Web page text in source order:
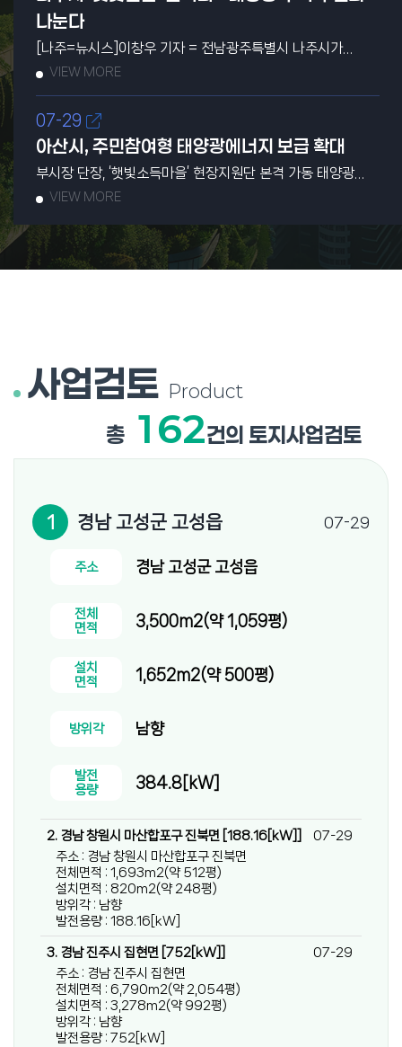
공장 등에서 직접 생산해 사용한 재생에너지에 인증서를
이행실적으로 활용된다. 도는 이번 협약을 통해 도내 3kW
주택태양광 370개소를 대상으로 전국에서 처음으로
재생에너지 자가소비용 발전설비 인증서 발급·거래
실증사업을 다음 달부터 추진한다. 협약에 따라 도는
370개소에 발전량 계측장치 설치 지원 및 발전량 데이터를
수집하고 기후에너지환경부, 한국에너지공단과 함께
주택태양광 발전량을 정부 재생에너지 관리시스템과 연계해
인증서를 발급한다. 사업이 본격화되면 도민은 전기요금
이행수단을 확대할 수 있을 것으로 도는 기대하고 있다.
경기도 관계자는 "경기도에 설치된 주택태양광은 총 135MW,
약 4만5천 가구 규모로 이미 주요 재생에너지 자원으로
zorba@yna.co.kr
나눈다
[나주=뉴시스]이창우 기자 = 전남광주특별시 나주시가
전국에서 처음으로 공익형 재생에너지사업으로 태양광 발전
업무 협약을 체결한 이후 추진해 온 '나주형 햇빛 연금 모델'이
최근 정부 승인 절차가 완료돼 사업이 본궤도에 올랐다. 이번
사업은 기후에너지환경부 승인에 이어 지난 22일
EPC 사업자 선정과 의회 동의 등 후속 절차를 거쳐 사업을
본격 추진할 계획이다. EPC사업자는 발주처로부터 사업을
수주해 설계·조달·시공까지 원스톱 서비스를 제공한다. 나주형
햇빛연금은 농지나 산림을 훼손하지 않고 나주시가 보유한
참여하는 주민 펀드 방식으로 운영한다. 발전시설 운영과
유지관리는 한전KDN이 맡으며 내년 1월 준공을 목표로
사업을 추진한다. 나주시는 발전시설 가동 이후 주민들이 발전
수익 공유을 통해 에너지 기본소득을 체감할 수 있도록 하고,
주차장과 공공건물 옥상 등 시 소유 유휴 부지를 활용한 공공
햇빛사업도 단계적으로 확대할 방침이다. 윤병태 나주시장은
에너지 전환과 주민 상생의 새로운 출발점을 마련하게
됐다"며 "공공기관과 주민이 함께하는 재생에너지 모델을
성공적으로 정착시켜 발전 수익이 지역 사회에 지속적으로
환원될 수 있도록 하겠다"고 말했다. ◎공감언론 뉴시스
VIEW MORE
07-29
아산시, 주민참여형 태양광에너지 보급 확대
부시장 단장, ‘햇빛소득마을’ 현장지원단 본격 가동 태양광
발전수익 마을복지 환원, 에너지 자치모델 확산 [충남일보
'햇빛소득마을' 사업의 성공적인 추진을 위해 '아산시
햇빛소득마을 현장지원단'을 구성하고 본격적인 운영에
들어간다고 밝혔다. '햇빛소득마을'은 저수지와 마을 유휴부지
사업의 안정적인 정착을 지원하기 위해 현장 중심의 행정
지원체계를 구축했다. 현장지원단은 부시장을 단장으로
부서와 에너지 분야 외부 전문가로 구성된다. 또한 충청남도와
주민 교육 및 홍보를 통한 사업 이해도 향상 ▲사업 대상 마을
및 유휴부지 발굴 ▲발전사업 허가와 전력계통 연계 지원 ▲
해결 등 사업 전 과정을 밀착 지원한다. 특히 마을리더 교육과
유휴부지와 저수지, 시유지 등 사업 대상지를 적극 발굴하는
한편, 인허가 절차와 전력계통 연계 등 주민들이 어려움을
현재 아산시는 선장면 돈포2리와 군덕1리, 음봉면 신휴1리와
월랑2리 등 4개 마을이 햇빛소득마을 공모사업에 참여하고
예정이다. 이 사업은 주민이 협동조합을 구성해
지급 등 주민 공동의 이익을 위해 활용하는 방식으로,
지역경제 활성화와 공동체 회복, 탄소중립 실현을 동시에
오세현 시장은 "햇빛소득마을은 주민이 직접 에너지 생산의
주체가 되어 안정적인 소득을 창출하고, 그 수익을 다시
마을에 환원하는 지속 가능한 지역발전 모델"이라며
"현장지원단 운영을 통해 주민들이 사업을 추진하는 과정에서
겪는 어려움을 적극 해결하고, 더 많은 마을이 사업에 참여할
수 있도록 행정적 지원을 아끼지 않겠다"고 말했다. 한편
아산시는 햇빛소득마을 사업을 통해 재생에너지 보급을
확대하고 주민소득 증대와 공동체 활성화, 탄소중립 실현을
함께 이루는 전국을 대표하는 성공 모델로 육성해 나갈
계획이다. 출처 : 충남일보
(http://www.chungnamilbo.co.kr)
VIEW MORE
사업검토 Product
총 162건의 토지사업검토
1 경남 고성군 고성읍 07-29
주소 경남 고성군 고성읍
전체
면적
3,500m2(약 1,059평)
설치
면적
1,652m2(약 500평)
방위각 남향
발전
용량
384.8[kW]
2. 경남 창원시 마산합포구 진북면 [188.16[kW]]
07-29
주소 : 경남 창원시 마산합포구 진북면
전체면적 : 1,693m2(약 512평)
설치면적 : 820m2(약 248평)
방위각 : 남향
발전용량 : 188.16[kW]
3. 경남 진주시 집현면 [752[kW]]
07-29
주소 : 경남 진주시 집현면
전체면적 : 6,790m2(약 2,054평)
설치면적 : 3,278m2(약 992평)
방위각 : 남향
발전용량 : 752[kW]